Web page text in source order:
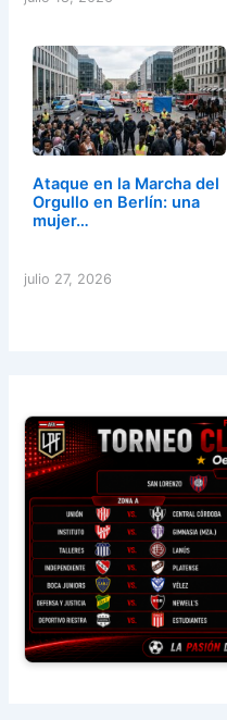
Ataque en la Marcha del
Orgullo en Berlín: una
mujer…
julio 27, 2026